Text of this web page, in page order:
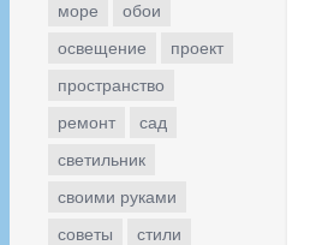
море
обои
освещение
проект
пространство
ремонт
сад
светильник
своими руками
советы
стили